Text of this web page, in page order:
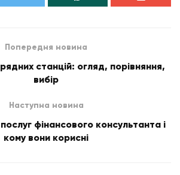
Попередня новина
станцій: огляд, порівняння,
вибір
Наступна новина
фінансового консультанта і
кому вони корисні